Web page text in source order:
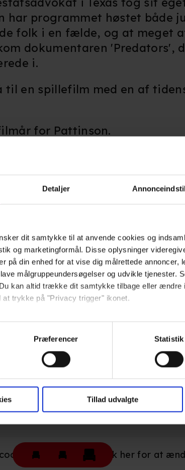
Detaljer
dit samtykke til at anvende cookies og
og marketingformål. Disse oplysninger
på din enhed for at vise dig målrettede annoncer,
målgruppeundersøgelser og udvikle tjenester.
kan altid trække dit samtykke tilbage eller ændre
at trykke på "Privacy trigger" ikonet.
gerne:
om din placering, der kan være nøjagtig
cookies og indsamle persondata om IP-
videregives til vores samarbejdspartnere,
annoncer, levere tilpasset indhold, foretage
Se mere information under
gerne:
Præferencer Statistik
Tillad udvalgte
har programmet høstet både
folk i en fælde, og at meget
dokumentaren 'Predators',
i.
en spillefilm med en af
for Pattinson.
Chris Hansen,
af årets mest ventede film:
Dune: Del 3
, der lander til
Merritt Wever, Skyler
dokumentarist Lance
of Heaven'. 'Primetime'
af Ajon Singh, og
samt det nye
Jones, Fred Berger,
og danske Lars
herunderHereditary
i efteråret 2026.
være slået til. Klik her for at